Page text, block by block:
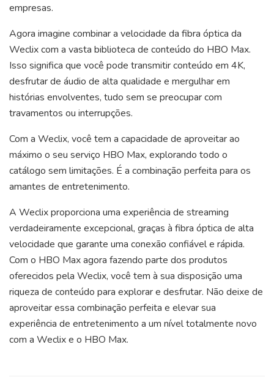
empresas.
Agora imagine combinar a velocidade da fibra óptica da
Weclix com a vasta biblioteca de conteúdo do HBO Max.
Isso significa que você pode transmitir conteúdo em 4K,
desfrutar de áudio de alta qualidade e mergulhar em
histórias envolventes, tudo sem se preocupar com
travamentos ou interrupções.
Com a Weclix, você tem a capacidade de aproveitar ao
máximo o seu serviço HBO Max, explorando todo o
catálogo sem limitações. É a combinação perfeita para os
amantes de entretenimento.
A Weclix proporciona uma experiência de streaming
verdadeiramente excepcional, graças à fibra óptica de alta
velocidade que garante uma conexão confiável e rápida.
Com o HBO Max agora fazendo parte dos produtos
oferecidos pela Weclix, você tem à sua disposição uma
riqueza de conteúdo para explorar e desfrutar. Não deixe de
aproveitar essa combinação perfeita e elevar sua
experiência de entretenimento a um nível totalmente novo
com a Weclix e o HBO Max.